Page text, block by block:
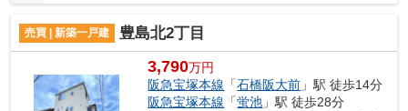
売買 | 新築一戸建 豊島北2丁目
3,790万円
阪急宝塚本線 「石橋阪大前 」駅 徒歩14分
阪急宝塚本線 「蛍池 」駅 徒歩28分